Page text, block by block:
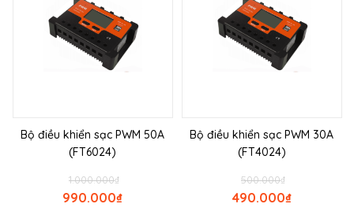
Bộ điều khiển sạc PWM 50A
(FT6024)
₫
1.000.000
₫
990.000
Bộ điều khiển sạc PWM 30A
(FT4024)
₫
500.000
₫
490.000